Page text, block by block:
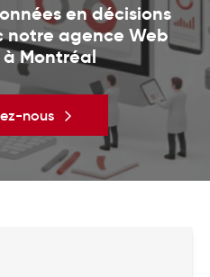
en décisions
agence Web
Montréal
nous